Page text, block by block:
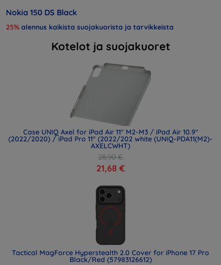
Nokia 150 DS Black
25% alennus kaikista suojakuorista ja tarvikkeista
Kotelot ja suojakuoret
Case UNIQ Axel for iPad Air 11" M2-M3 / iPad Air 10.9"
(2022/2020) / iPad Pro 11" (2022/202 white (UNIQ-PDA11(M2)-
AXELCWHT)
28,90 €
21,68 €
Tactical MagForce Hyperstealth 2.0 Cover for iPhone 17 Pro
Black/Red (57983126612)